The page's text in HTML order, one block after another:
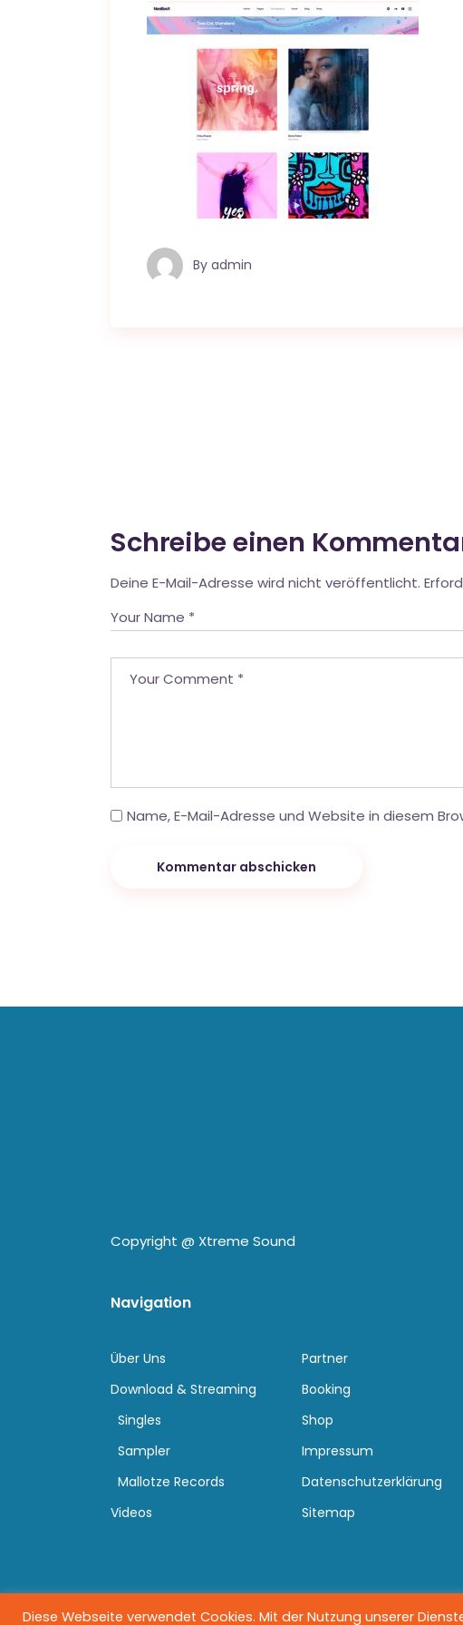
By admin
Schreibe einen
Deine E-Mail-Adresse wird nicht veröffentlicht.
Name, E-Mail-Adresse und Website in diesem
Kommentar abschicken
Copyright @ Xtreme Sound
Navigation
Über Uns
Download & Streaming
Singles
Sampler
Mallotze Records
Videos
Partner
Booking
Shop
Impressum
Datenschutzerklärung
Sitemap
Diese Webseite verwendet Cookies. Mit der Nutzung unserer